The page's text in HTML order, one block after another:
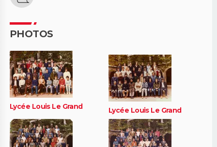
PHOTOS
Lycée Louis Le Grand Lycée Louis Le Grand